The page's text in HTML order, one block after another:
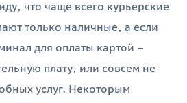
что чаще всего курьерские
только наличные, а если
для оплаты картой –
плату, или совсем не
услуг. Некоторым